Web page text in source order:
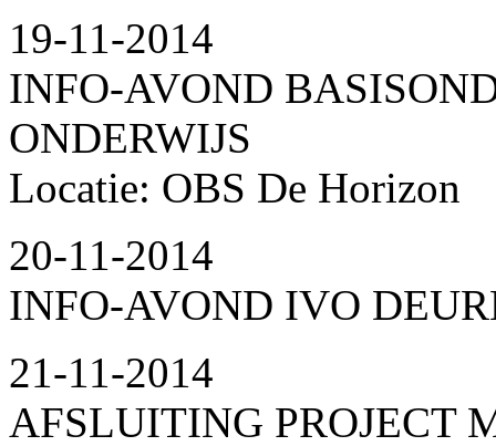
19-11-2014
INFO-AVOND
ONDERWIJS
Locatie: OBS De Horizon
20-11-2014
INFO-AVOND IVO
21-11-2014
AFSLUITING PROJECT